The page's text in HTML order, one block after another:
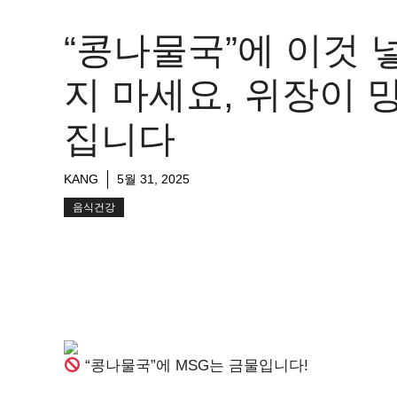
“콩나물국”에 이것
지 마세요, 위장이
집니다
KANG 5월 31, 2025
음식건강
“콩나물국”에 MSG는 금물입니다!